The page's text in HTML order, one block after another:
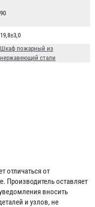
90
19,8±3,0
Шкаф пожарный из
нержавеющей стали
отличаться от
Производитель оставляет
вносить
и узлов, не